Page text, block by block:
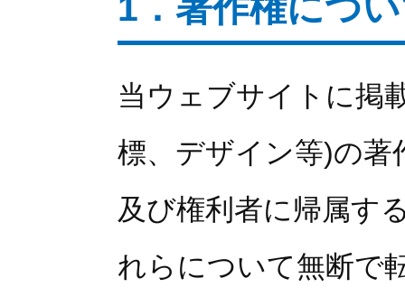
当ウェブサイトに掲
標、デザイン等)の著
及び権利者に帰属す
れらについて無断で